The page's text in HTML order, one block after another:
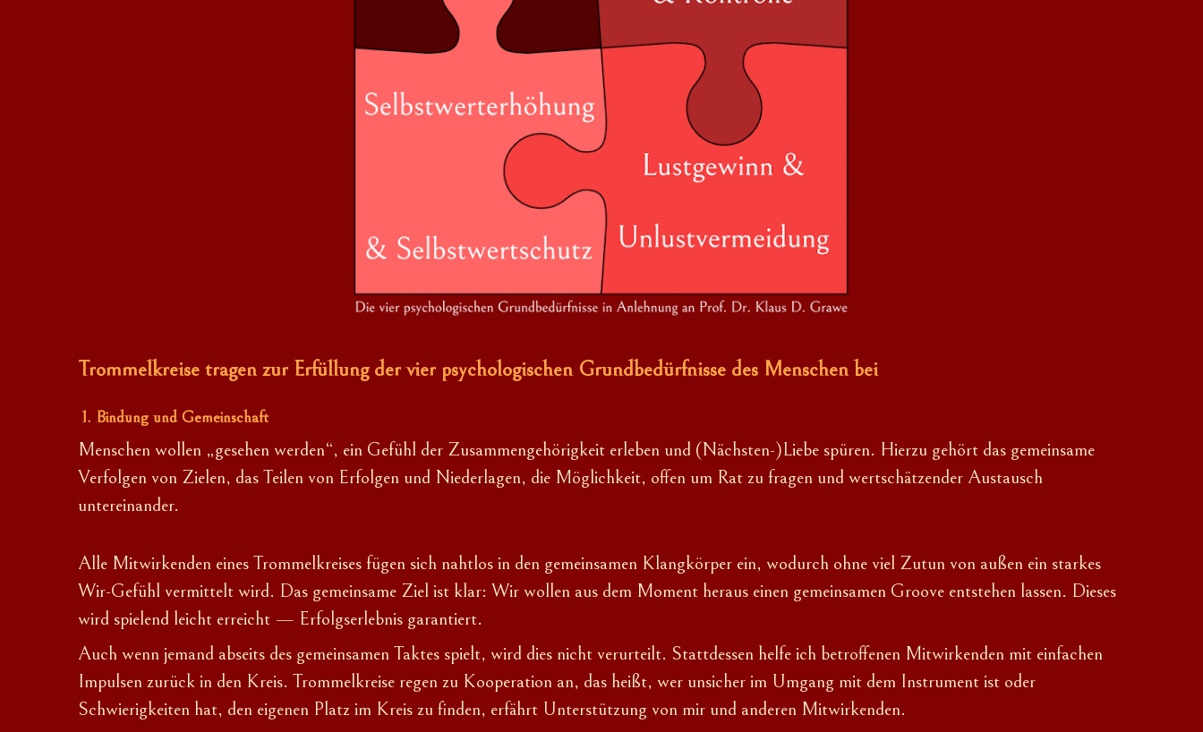
Trommelkreise tragenzur Erfüllung dervier psychologischen Grundbedürfnisse des Menschen bei
Bindung und Gemeinschaft
Menschen wollen „gesehen werden“, ein Gefühl der Zusammengehörigkeit erleben und (Nächsten-)Liebe spüren. Hierzu gehört das gemeinsame
Verfolgen von Zielen, das Teilen von Erfolgen und Niederlagen, die Möglichkeit, offen um Rat zu fragen und wertschätzender Austausch
untereinander.
Alle Mitwirkenden eines Trommelkreises fügen sich nahtlos in den gemeinsamen Klangkörper ein, wodurch ohne viel Zutun von außen ein starkes
Wir-Gefühl vermittelt wird. Das gemeinsame Ziel ist klar: Wir wollen aus dem Moment heraus einen gemeinsamen Groove entstehen lassen. Dieses
wird spielend leicht erreicht — Erfolgserlebnis garantiert.
Auch wenn jemand abseits des gemeinsamen Taktes spielt, wird dies nicht verurteilt. Stattdessen helfe ich betroffenen Mitwirkenden mit einfachen
Impulsen zurück in den Kreis. Trommelkreise regen zu Kooperation an, das heißt, wer unsicher im Umgang mit dem Instrument ist oder
Schwierigkeiten hat, den eigenen Platz im Kreis zu finden, erfährt Unterstützung von mir und anderen Mitwirkenden.